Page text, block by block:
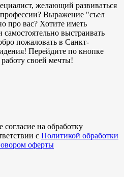
желающий развиваться
Выражение "съел
про вас? Хотите иметь
выстраивать
пожаловать в Санкт-
Перейдите по кнопке
своей мечты!
на обработку
с Политикой обработки
оферты